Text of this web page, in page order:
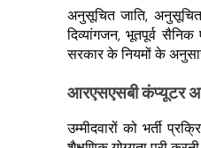
अनुसूचित जाति,
दिव्यांगजन, भूतपूर्व सैनिक
सरकार के नियमों के
आरएसएसबी कंप्यूटर
उम्मीदवारों को भर्ती